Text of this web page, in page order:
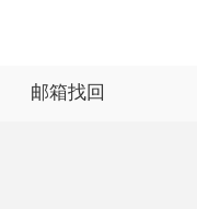
邮箱找回